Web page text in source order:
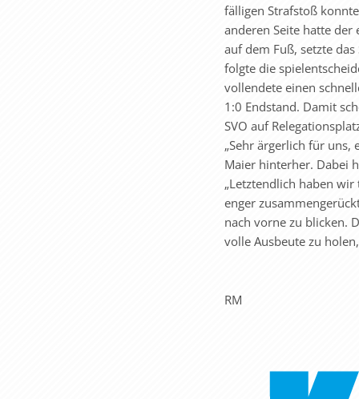
fälligen Strafstoß
anderen Seite hatte der
auf dem Fuß, setzte
folgte die
vollendete einen
1:0 Endstand. Damit
SVO auf
„Sehr ärgerlich für uns,
Maier hinterher. Dabei
„Letztendlich haben
enger
nach vorne zu blicken.
volle Ausbeute zu
RM